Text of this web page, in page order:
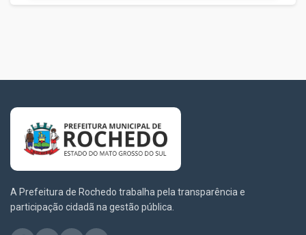
A Prefeitura de Rochedo trabalha pela transparência e
participação cidadã na gestão pública.